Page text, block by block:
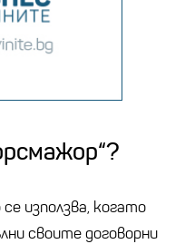
използва, когато
своите договорни